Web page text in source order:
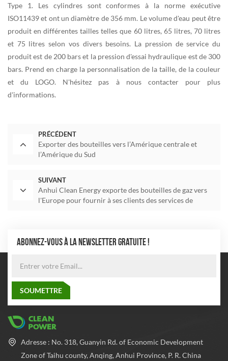
Type 1. Les cylindres sont conformes à la norme exécutive
ISO11439 et ont un diamètre de 356 mm. Le volume d'eau peut être
produit en différentes tailles telles que 60 litres, 65 litres, 70 litres
et 75 litres selon vos divers besoins. La pression de service du
produit est de 200 bars et la pression d'essai hydraulique est de 300
bars. Prend en charge la personnalisation de la taille, de la couleur
et du LOGO. N'hésitez pas à nous contacter pour plus
d'informations.
PRÉCÉDENT
Exporter des bouteilles vers l’Amérique centrale et
l’Amérique du Sud
SUIVANT
Anhui Clean Energy exporte des bouteilles de gaz vers
l'Europe pour fournir à ses clients des services de
ABONNEZ-VOUS À LA NEWSLETTER GRATUITE !
Adresse : No. 318, Guanyin Rd. of Economic Development
Zone of Taihu county, Anqing, Anhui Province, P. R. China